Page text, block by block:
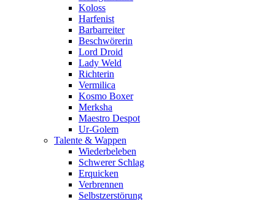
Koloss
Harfenist
Barbarreiter
Beschwörerin
Lord Droid
Lady Weld
Richterin
Vermilica
Kosmo Boxer
Merksha
Maestro Despot
Ur-Golem
Talente & Wappen
Wiederbeleben
Schwerer Schlag
Erquicken
Verbrennen
Selbstzerstörung